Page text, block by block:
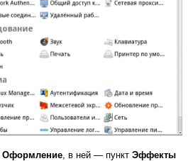
Оформление , в ней — пункт Эффекты